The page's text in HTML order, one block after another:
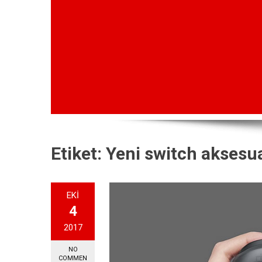
Etiket: Yeni switch
EKI
4
2017
NO
COMMEN